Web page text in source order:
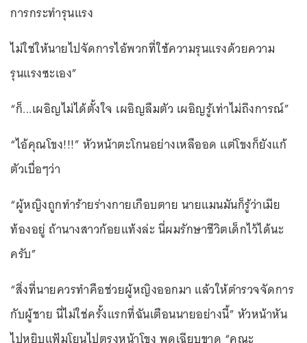
การกระทำรุนแรง
ไม่ใช่ให้นายไปจัดการไอ้พวกที่ใช้ความรุนแรงด้วยความ
รุนแรงซะเอง”
“ก็...เผอิญไม่ได้ตั้งใจ เผอิญลืมตัว เผอิญรู้เท่าไม่ถึงการณ์”
“ไอ้คุณโขง!!!” หัวหน้าตะโกนอย่างเหลืออด แต่โขงก็ยังแก้
ตัวเบื่อๆว่า
“ผู้หญิงถูกทำร้ายร่างกายเกือบตาย นายแมนมันก็รู้ว่าเมีย
ท้องอยู่ ถ้านางสาวก้อยแท้งล่ะ นี่ผมรักษาชีวิตเด็กไว้ได้นะ
ครับ”
“สิ่งที่นายควรทำคือช่วยผู้หญิงออกมา แล้วให้ตำรวจจัดการ
กับผู้ชาย นี่ไม่ใช่ครั้งแรกที่ฉันเตือนนายอย่างนี้” หัวหน้าหัน